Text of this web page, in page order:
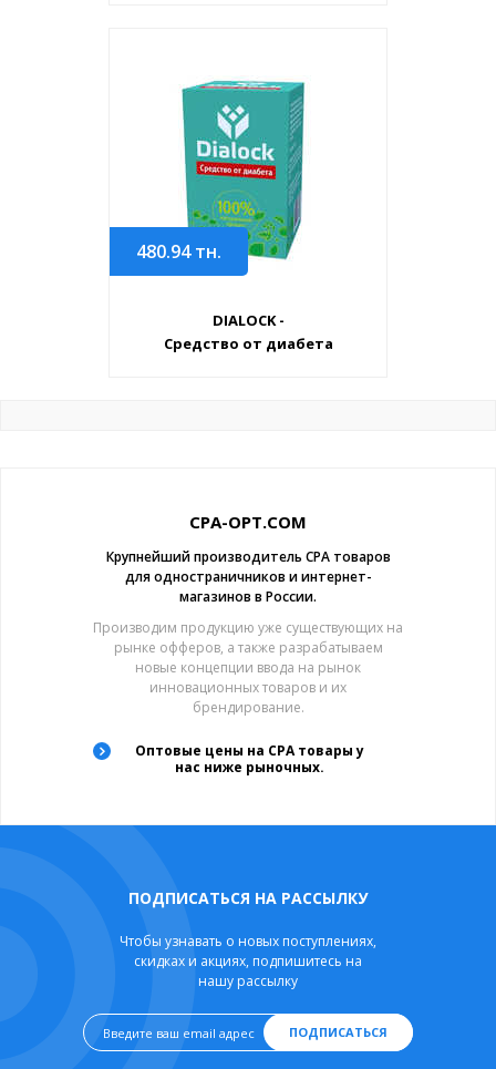
480.94тн.
DIALOCK -
Средство от диабета
CPA-OPT.COM
Крупнейший производитель CPA товаров
для одностраничников и интернет-
магазинов в России.
Производим продукцию уже существующих на
рынке офферов, а также разрабатываем
новые концепции ввода на рынок
инновационных товаров и их
брендирование.
Оптовые цены на CPA товары у
нас ниже рыночных.
ПОДПИСАТЬСЯ НА РАССЫЛКУ
Чтобы узнавать о новых поступлениях,
скидках и акциях, подпишитесь на
нашу рассылку
ПОДПИСАТЬСЯ